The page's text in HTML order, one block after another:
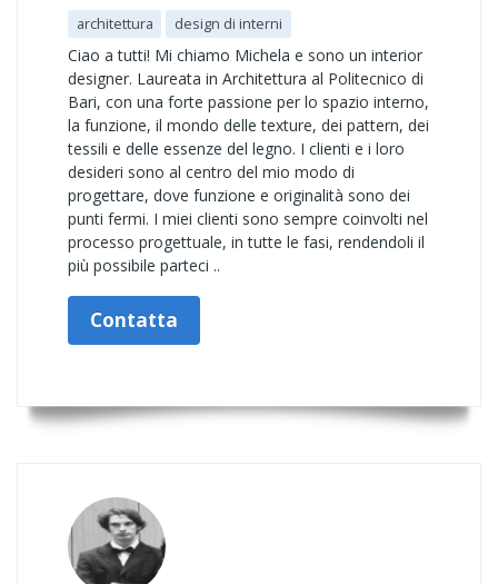
architettura design di interni
Ciao a tutti! Mi chiamo Michela e sono un interior
designer. Laureata in Architettura al Politecnico di
Bari, con una forte passione per lo spazio interno,
la funzione, il mondo delle texture, dei pattern, dei
tessili e delle essenze del legno. I clienti e i loro
desideri sono al centro del mio modo di
progettare, dove funzione e originalità sono dei
punti fermi. I miei clienti sono sempre coinvolti nel
processo progettuale, in tutte le fasi, rendendoli il
più possibile parteci ..
Contatta